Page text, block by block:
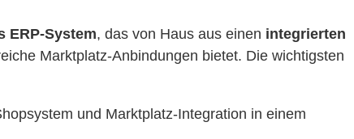
ERP-System, das von Haus aus einen integrierten
Marktplatz-Anbindungen bietet. Die wichtigsten
und Marktplatz-Integration in einem